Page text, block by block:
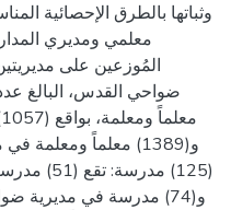
وثباتها بالطرق الإحصائية
معلمي ومديري
المُوزعين على
و(1389) معلماً
(125)
و(74) مدرسة في مديرية